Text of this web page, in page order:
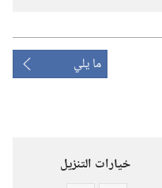
ما يلي
خيارات التنزيل